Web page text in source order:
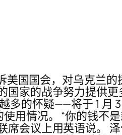
国国会，对乌克兰的
家的战争努力提供
的怀疑——将于 1 月 3
用情况。 “你的钱不
会议上用英语说。